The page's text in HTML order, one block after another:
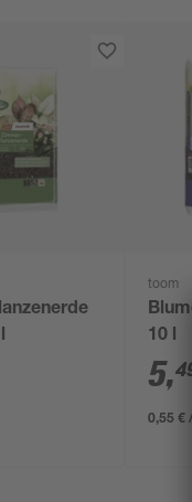
toom
10 l
5,49
0,55 €